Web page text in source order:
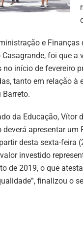
e
Casagrande, foi que
no início de fevereiro
tanto em relação
Barreto.
da Educação, Vítor
deverá apresentar
desta sexta-feira
investido
de 2019, o que
finalizou o